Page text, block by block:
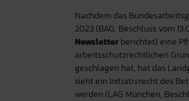
Nachdem das
2023 (BAG, Beschluss vom
Newsletterberichtet) eine
arbeitsschutzrechtlichen
geschlagen hat, hat das
sieht ein Initiativrecht des
werden (LAG München,